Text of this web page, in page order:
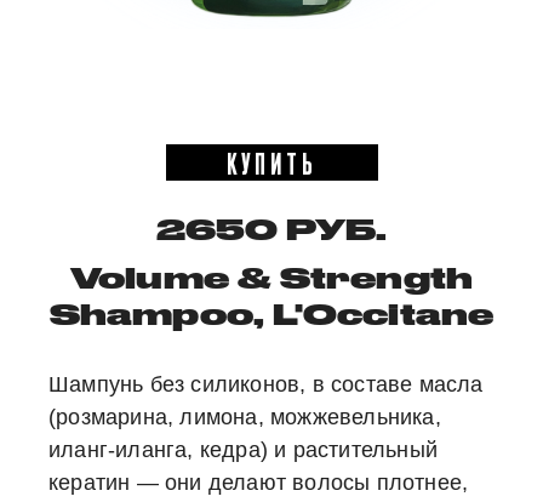
КУПИТЬ
2650 РУБ.
Volume & Strength
Shampoo, L'Occitane
Шампунь без силиконов, в составе масла
(розмарина, лимона, можжевельника,
иланг-иланга, кедра) и растительный
кератин — они делают волосы плотнее,